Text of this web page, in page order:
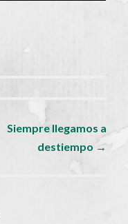
Siempre llegamos a
destiempo →